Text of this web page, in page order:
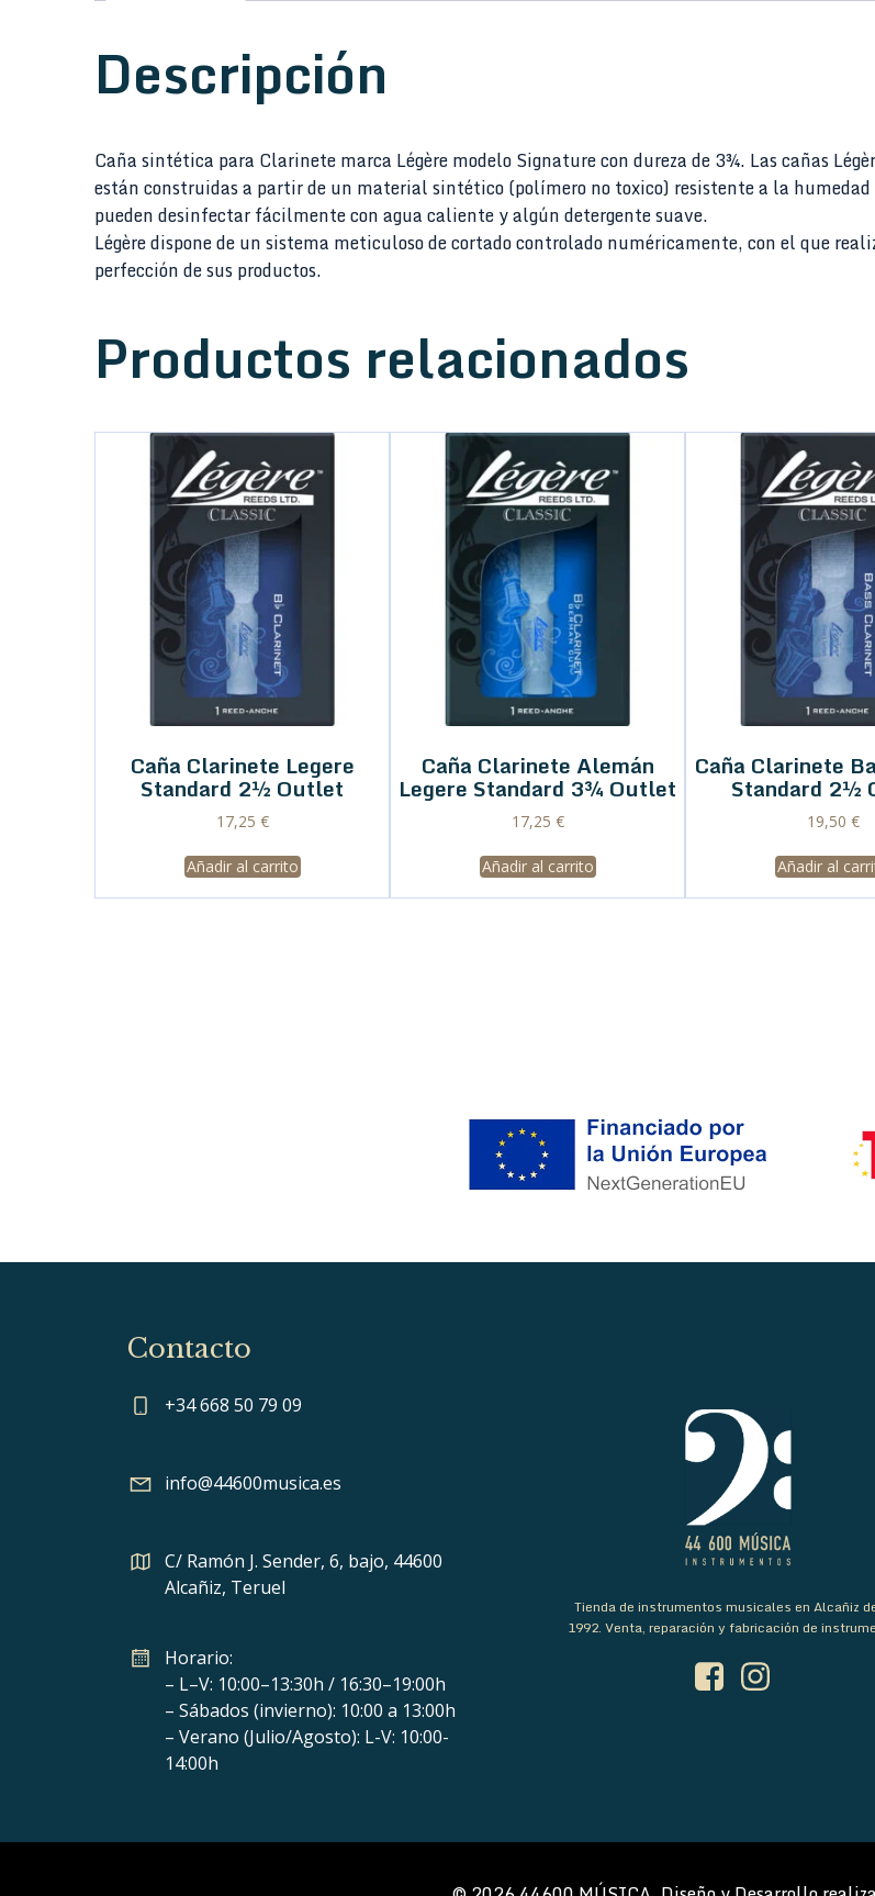
Descripción
Caña sintética para Clarinete marca Légère modelo Signature con dureza de 3¾. Las cañas
están construidas a partir de un material sintético (polímero no toxico) resistente a la
pueden desinfectar fácilmente con agua caliente y algún detergente suave.
Légère dispone de un sistema meticuloso de cortado controlado numéricamente, con el que
perfección de sus productos.
Productos relacionados
Caña Clarinete Legere
Standard 2½ Outlet
17,25 €
Añadir al carrito
Caña Clarinete Alemán
Legere Standard 3¾ Outlet
17,25 €
Añadir al carrito
Caña Clarinete
Standard 2½
19,50 €
Añadir al
Contacto
+34 668 50 79 09
info@44600musica.es
C/ Ramón J. Sender, 6, bajo, 44600
Alcañiz, Teruel
Horario:
– L–V: 10:00–13:30h / 16:30–19:00h
– Sábados (invierno): 10:00 a 13:00h
– Verano (Julio/Agosto): L-V: 10:00-
14:00h
Tienda de instrumentos musicales en Alcañiz
1992. Venta, reparación y fabricación de